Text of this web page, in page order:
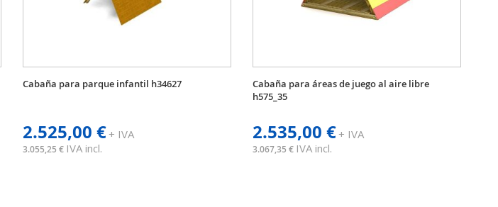
Cabaña para parque infantil h34627
2.525,00 €+ IVA
3.055,25 € IVA incl.
Cabaña para áreas de juego al aire libre
h575_35
2.535,00 €+ IVA
3.067,35 € IVA incl.